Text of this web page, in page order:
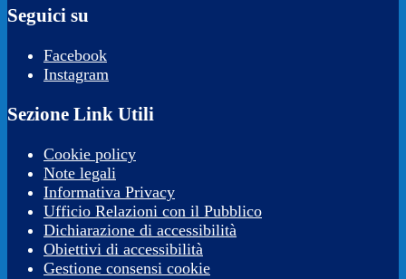
Seguici su
Facebook
Instagram
Sezione Link Utili
Cookie policy
Note legali
Informativa Privacy
Ufficio Relazioni con il Pubblico
Dichiarazione di accessibilità
Obiettivi di accessibilità
Gestione consensi cookie